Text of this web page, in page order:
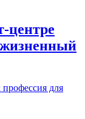
центре